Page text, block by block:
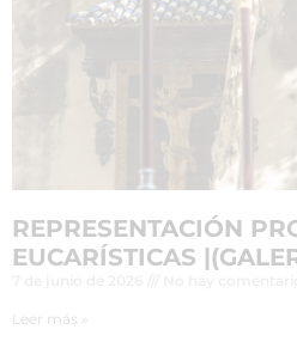
REPRESENTACIÓN
EUCARÍSTICAS
Leer más »